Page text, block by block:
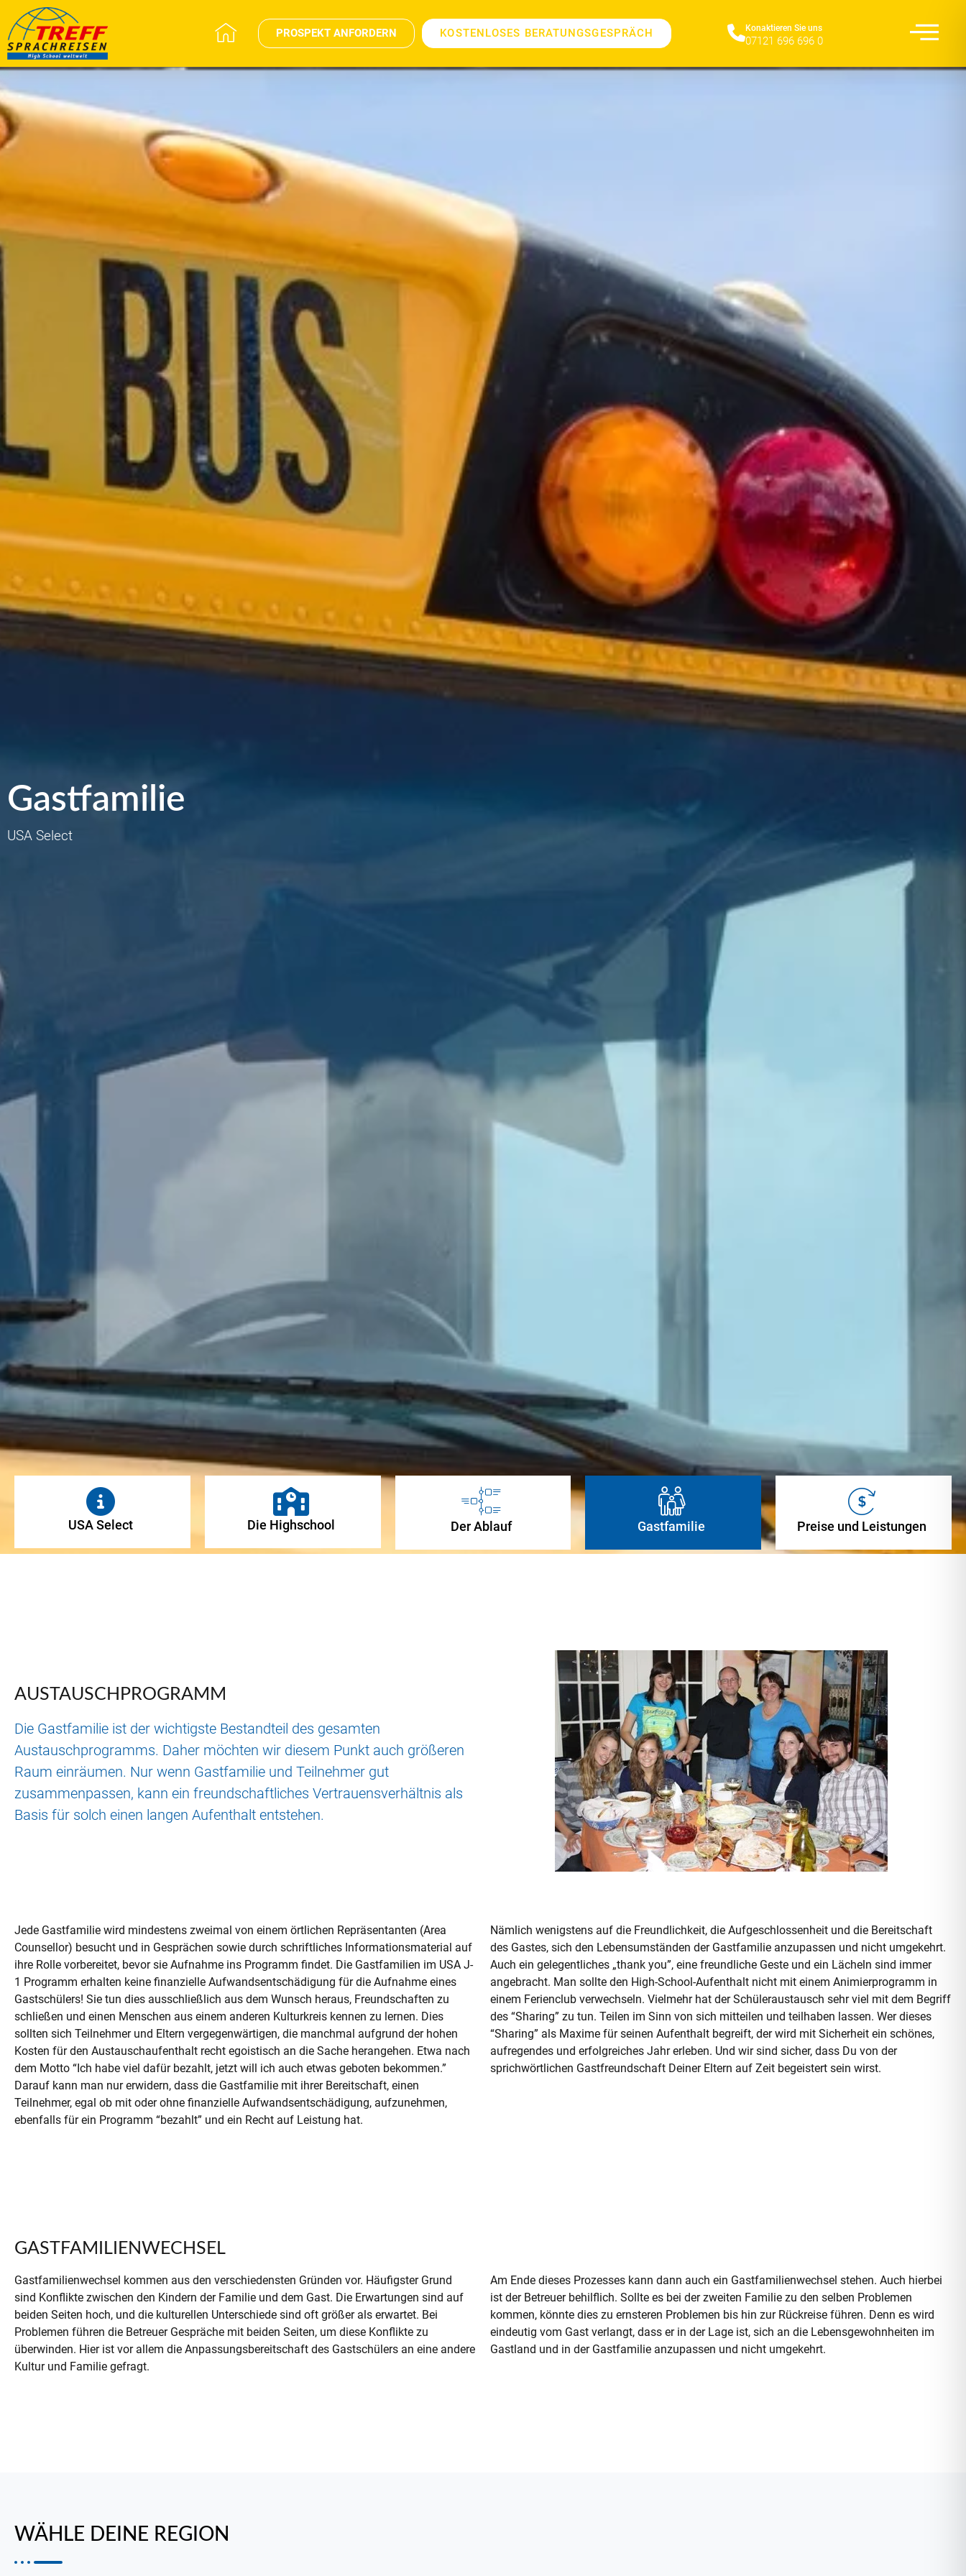
PROSPEKT ANFORDERN KOSTENLOSES BERATUNGSGESPRÄCH Konaktieren Sie uns​
07121 696 696 0
Gastfamilie
USA Select
USA Select Die Highschool Der Ablauf Gastfamilie Preise und Leistungen
AUSTAUSCHPROGRAMM
Die Gastfamilie ist der wichtigste Bestandteil des gesamten
Austauschprogramms. Daher möchten wir diesem Punkt auch größeren
Raum einräumen. Nur wenn Gastfamilie und Teilnehmer gut
zusammenpassen, kann ein freundschaftliches Vertrauensverhältnis als
Basis für solch einen langen Aufenthalt entstehen.
Jede Gastfamilie wird mindestens zweimal von einem örtlichen Repräsentanten (Area
Counsellor) besucht und in Gesprächen sowie durch schriftliches Informationsmaterial auf
ihre Rolle vorbereitet, bevor sie Aufnahme ins Programm findet. Die Gastfamilien im USA J-
1 Programm erhalten keine finanzielle Aufwandsentschädigung für die Aufnahme eines
Gastschülers! Sie tun dies ausschließlich aus dem Wunsch heraus, Freundschaften zu
schließen und einen Menschen aus einem anderen Kulturkreis kennen zu lernen. Dies
sollten sich Teilnehmer und Eltern vergegenwärtigen, die manchmal aufgrund der hohen
Kosten für den Austauschaufenthalt recht egoistisch an die Sache herangehen. Etwa nach
dem Motto “Ich habe viel dafür bezahlt, jetzt will ich auch etwas geboten bekommen.”
Darauf kann man nur erwidern, dass die Gastfamilie mit ihrer Bereitschaft, einen
Teilnehmer, egal ob mit oder ohne finanzielle Aufwandsentschädigung, aufzunehmen,
ebenfalls für ein Programm “bezahlt” und ein Recht auf Leistung hat.
Nämlich wenigstens auf die Freundlichkeit, die Aufgeschlossenheit und die Bereitschaft
des Gastes, sich den Lebensumständen der Gastfamilie anzupassen und nicht umgekehrt.
Auch ein gelegentliches „thank you”, eine freundliche Geste und ein Lächeln sind immer
angebracht. Man sollte den High-School-Aufenthalt nicht mit einem Animierprogramm in
einem Ferienclub verwechseln. Vielmehr hat der Schüleraustausch sehr viel mit dem Begriff
des “Sharing” zu tun. Teilen im Sinn von sich mitteilen und teilhaben lassen. Wer dieses
“Sharing” als Maxime für seinen Aufenthalt begreift, der wird mit Sicherheit ein schönes,
aufregendes und erfolgreiches Jahr erleben. Und wir sind sicher, dass Du von der
sprichwörtlichen Gastfreundschaft Deiner Eltern auf Zeit begeistert sein wirst.
GASTFAMILIENWECHSEL
Gastfamilienwechsel kommen aus den verschiedensten Gründen vor. Häufigster Grund
sind Konflikte zwischen den Kindern der Familie und dem Gast. Die Erwartungen sind auf
beiden Seiten hoch, und die kulturellen Unterschiede sind oft größer als erwartet. Bei
Problemen führen die Betreuer Gespräche mit beiden Seiten, um diese Konflikte zu
überwinden. Hier ist vor allem die Anpassungsbereitschaft des Gastschülers an eine andere
Kultur und Familie gefragt.
Am Ende dieses Prozesses kann dann auch ein Gastfamilienwechsel stehen. Auch hierbei
ist der Betreuer behilflich. Sollte es bei der zweiten Familie zu den selben Problemen
kommen, könnte dies zu ernsteren Problemen bis hin zur Rückreise führen. Denn es wird
eindeutig vom Gast verlangt, dass er in der Lage ist, sich an die Lebensgewohnheiten im
Gastland und in der Gastfamilie anzupassen und nicht umgekehrt.
WÄHLE DEINE REGION​